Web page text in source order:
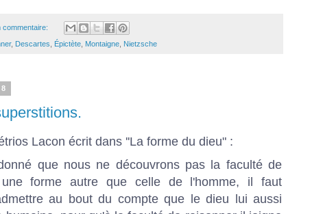
commentaire:
, Descartes Épictète Montaigne Nietzsche
Lacon écrit dans ''La forme du dieu" :
que nous ne découvrons pas la faculté de
une forme autre que celle de l'homme, il faut
au bout du compte que le dieu lui aussi